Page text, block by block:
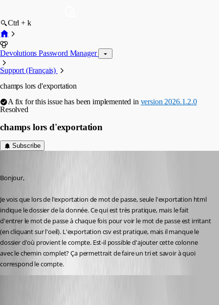
Ctrl + k
Devolutions Password Manager
Support (Français)
champs lors d'exportation
A fix for this issue has been implemented in version 2026.1.2.0
Resolved
champs lors d'exportation
Subscribe
Bonjour,
Je vois que lors de l'exportation de mot de passe, seule l'exportation html
indique le dossier de la donnée. Ce qui est très pratique, mais le fait
d'entrer le mot de passe à chaque fois pour voir le mot de passe est irritant
(en cliquant sur l'oeil). L'exportation csv est pratique, mais il manque le
dossier d'où provient le compte. Est-il possible d'ajouter cette colonne
avec le chemin complet? Ça permettrait de faire un tri et savoir à quoi
correspond le compte.